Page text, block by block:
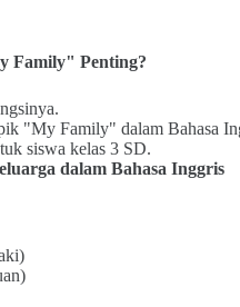
Family" Penting?
"My Family" dalam Bahasa
siswa kelas 3 SD.
dalam Bahasa Inggris